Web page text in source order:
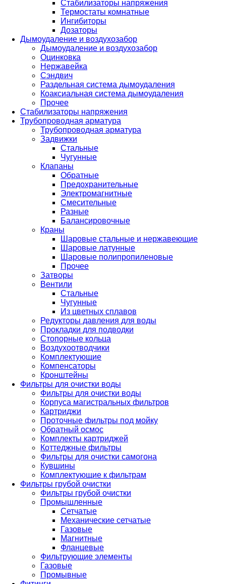
Стабилизаторы напряжения
Термостаты комнатные
Ингибиторы
Дозаторы
Дымоудаление и воздухозабор
Дымоудаление и воздухозабор
Оцинковка
Нержавейка
Сэндвич
Раздельная система дымоудаления
Коаксиальная система дымоудаления
Прочее
Стабилизаторы напряжения
Трубопроводная арматура
Трубопроводная арматура
Задвижки
Стальные
Чугунные
Клапаны
Обратные
Предохранительные
Электромагнитные
Смесительные
Разные
Балансировочные
Краны
Шаровые стальные и нержавеющие
Шаровые латунные
Шаровые полипропиленовые
Прочее
Затворы
Вентили
Стальные
Чугунные
Из цветных сплавов
Редукторы давления для воды
Прокладки для подводки
Стопорные кольца
Воздухоотводчики
Комплектующие
Компенсаторы
Кронштейны
Фильтры для очистки воды
Фильтры для очистки воды
Корпуса магистральных фильтров
Картриджи
Проточные фильтры под мойку
Обратный осмос
Комплекты картриджей
Коттеджные фильтры
Фильтры для очистки самогона
Кувшины
Комплектующие к фильтрам
Фильтры грубой очистки
Фильтры грубой очистки
Промышленные
Сетчатые
Механические сетчатые
Газовые
Магнитные
Фланцевые
Фильтрующие элементы
Газовые
Промывные